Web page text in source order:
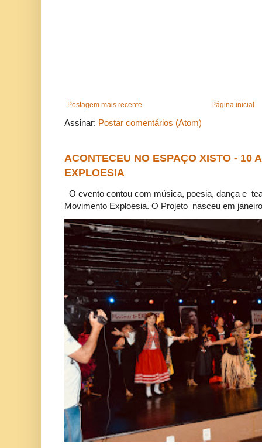
Postagem mais recente Página inicial
Assinar: Postar comentários (Atom)
ACONTECEU NO ESPAÇO XISTO - 10
EXPLOESIA
O evento contou com música, poesia, dança e
Movimento Exploesia. O Projeto nasceu em